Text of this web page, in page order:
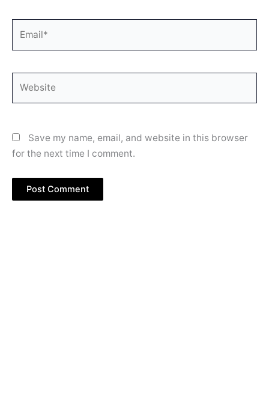
Save my name, email, and website in this browser
for the next time I comment.